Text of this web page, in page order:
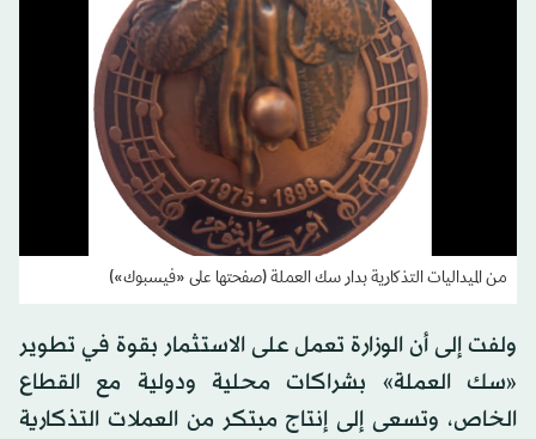
من الميداليات التذكارية بدار سك العملة (صفحتها على «فيسبوك»)
ولفت إلى أن الوزارة تعمل على الاستثمار بقوة في تطوير
«سك العملة» بشراكات محلية ودولية مع القطاع
الخاص، وتسعى إلى إنتاج مبتكر من العملات التذكارية